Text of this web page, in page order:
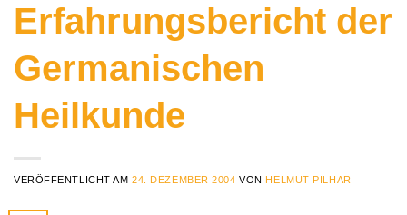
Erfahrungsbericht der
Germanischen
Heilkunde
VERÖFFENTLICHT AM24. DEZEMBER 2004 VON HELMUT PILHAR